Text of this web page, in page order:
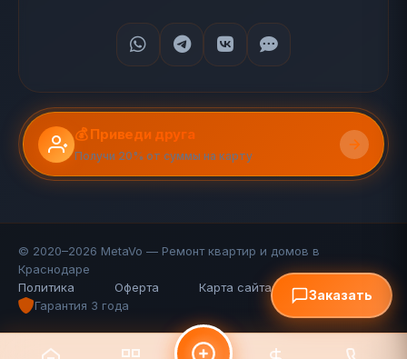
💰 Приведи друга
Получи 20% от суммы на карту
© 2020–2026 MetaVo — Ремонт квартир и домов в
Краснодаре
Политика
Оферта Карта сайта (110 стр.)
FAQ
Гарантия 3 года
Заказать